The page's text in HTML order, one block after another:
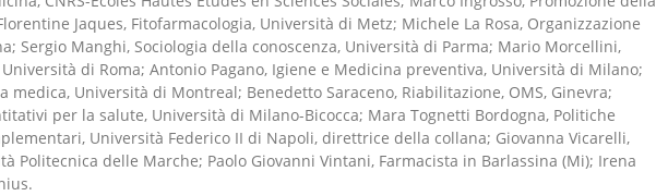
Jaques, Fitofarmacologia, Università di Metz; Michele La Rosa, Organizzazione
Sergio Manghi, Sociologia della conoscenza, Università di Parma; Mario Morcellini,
di Roma; Antonio Pagano, Igiene e Medicina preventiva, Università di Milano;
medica, Università di Montreal; Benedetto Saraceno, Riabilitazione, OMS, Ginevra;
per la salute, Università di Milano-Bicocca; Mara Tognetti Bordogna, Politiche
Università Federico II di Napoli, direttrice della collana; Giovanna Vicarelli,
Politecnica delle Marche; Paolo Giovanni Vintani, Farmacista in Barlassina (Mi); Irena